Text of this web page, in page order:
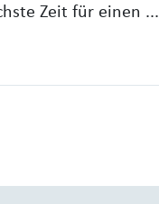
Zeit für einen ...